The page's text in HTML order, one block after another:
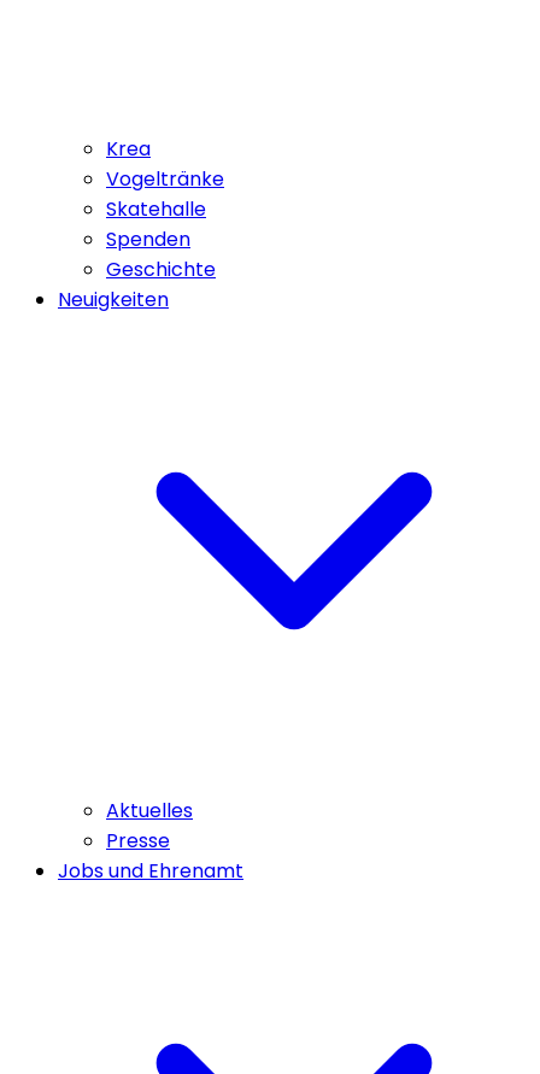
Krea
Vogeltränke
Skatehalle
Spenden
Geschichte
Neuigkeiten
Aktuelles
Presse
Jobs und Ehrenamt